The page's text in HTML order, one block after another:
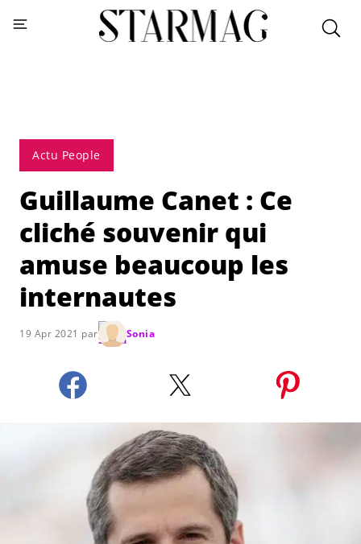
Actu People
Guillaume Canet : Ce
cliché souvenir qui
amuse beaucoup les
internautes
19 Apr 2021 par Sonia